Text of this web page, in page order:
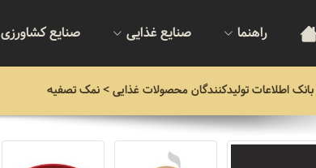
راهنما صنایع غذایی صنایع کشاورزی
بانک اطلاعات تولیدکنندگان محصولات غذایی> نمک تصفیه